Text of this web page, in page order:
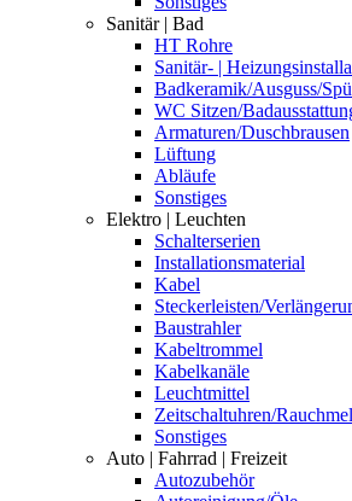
Sanitär | Bad
HT Rohre
Sanitär- |
Badkeramik/Ausguss/
WC Sitzen/
Armaturen/Duschbrausen
Lüftung
Abläufe
Sonstiges
Elektro | Leuchten
Schalterserien
Installationsmaterial
Kabel
Steckerleisten/
Baustrahler
Kabeltrommel
Kabelkanäle
Leuchtmittel
Zeitschaltuhren/
Sonstiges
Auto | Fahrrad | Freizeit
Autozubehör